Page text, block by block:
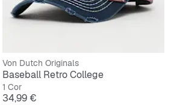
Von Dutch Originals
Baseball Retro College
1 Cor
Preço
34,99 €